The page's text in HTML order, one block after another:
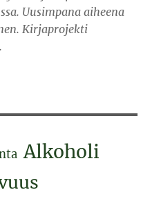
Uusimpana aiheena
Kirjaprojekti
Alkoholi